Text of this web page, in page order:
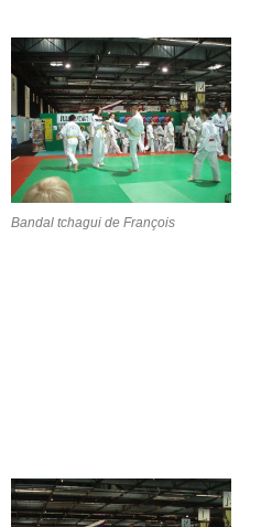
Bandal tchagui de François